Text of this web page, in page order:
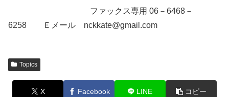
ファックス専用 06－6468－
6258 Ｅメール nckkate@gmail.com
Topics
X Facebook LINE コピー